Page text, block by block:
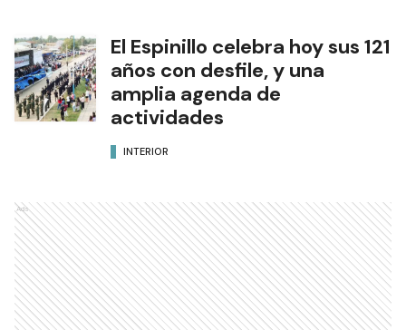
El Espinillo celebra hoy sus 121
años con desfile, y una
amplia agenda de
actividades
INTERIOR
Ads